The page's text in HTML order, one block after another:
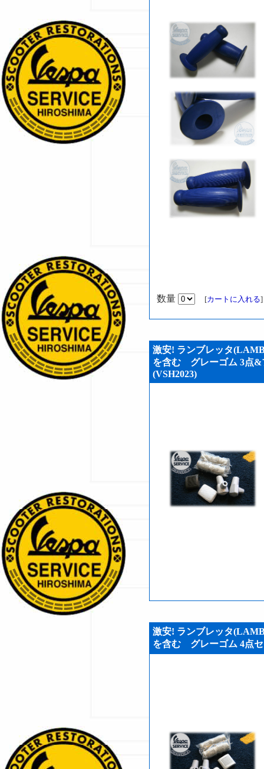
数量 [カートに入れる
激安! ランブレッタ
を含む グレーゴム 3点&
(VSH2023)
激安! ランブレッタ
を含む グレーゴム 4点セ